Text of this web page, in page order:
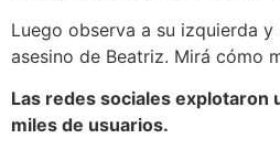
Luego observa a su izquierda
asesino de Beatriz. Mirá cómo
Las redes sociales explotaron
miles de usuarios.